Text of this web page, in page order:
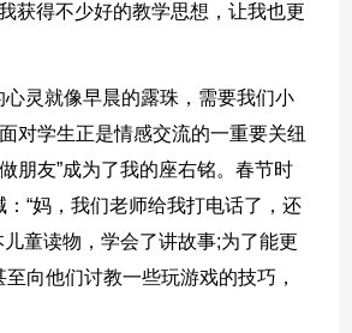
获得不少好的教学思想，让我也更
心灵就像早晨的露珠，需要我们小
对学生正是情感交流的一重要关纽
朋友”成为了我的座右铭。春节时
“妈，我们老师给我打电话了，还
童读物，学会了讲故事;为了能更
向他们讨教一些玩游戏的技巧，